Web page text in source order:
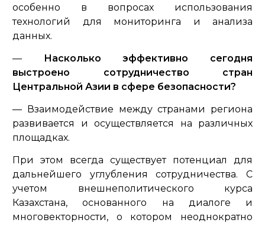
особенно в вопросах использования
технологий для мониторинга и анализа
данных.
—
Насколько эффективно сегодня
выстроено сотрудничество стран
Центральной Азии в сфере безопасности?
— Взаимодействие между странами региона
развивается и осуществляется на различных
площадках.
При этом всегда существует потенциал для
дальнейшего углубления сотрудничества. С
учетом внешнеполитического курса
Казахстана, основанного на диалоге и
многовекторности, о котором неоднократно